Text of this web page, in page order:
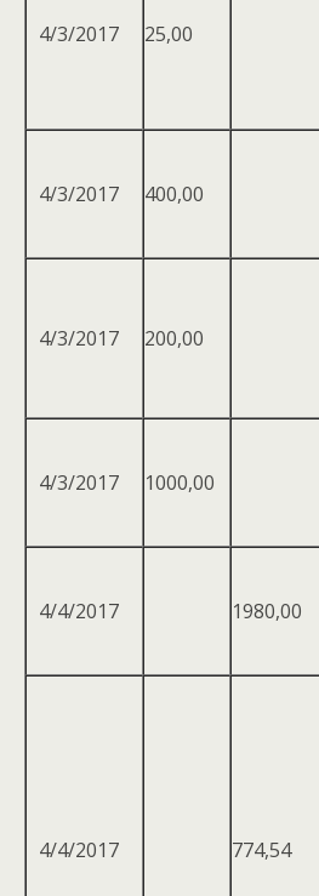
4/3/2017 25,00
4/3/2017 400,00
4/3/2017 200,00
4/3/2017 1000,00
4/4/2017 1980,00
4/4/2017 774,54